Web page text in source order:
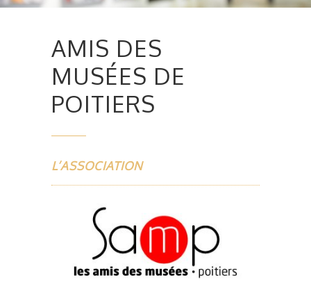
AMIS DES
MUSÉES DE
POITIERS
L’ASSOCIATION